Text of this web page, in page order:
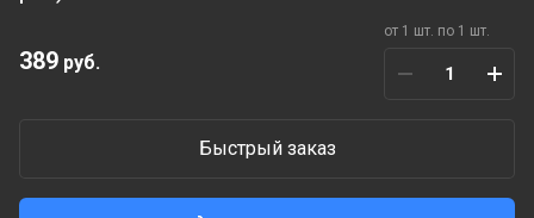
389 руб.
от 1 шт. по 1 шт.
Быстрый заказ